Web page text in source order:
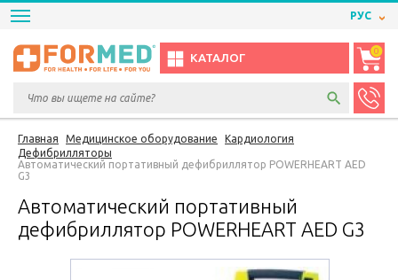
РУС
КАТАЛОГ
0
Главная Медицинское оборудование
Кардиология
Дефибрилляторы
Автоматический портативный дефибриллятор POWERHEART AED
G3
Автоматический портативный
дефибриллятор POWERHEART AED G3